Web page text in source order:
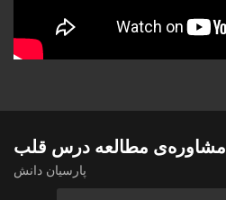
مشاوره‌ی مطالعه درس قلب
پارسیان دانش